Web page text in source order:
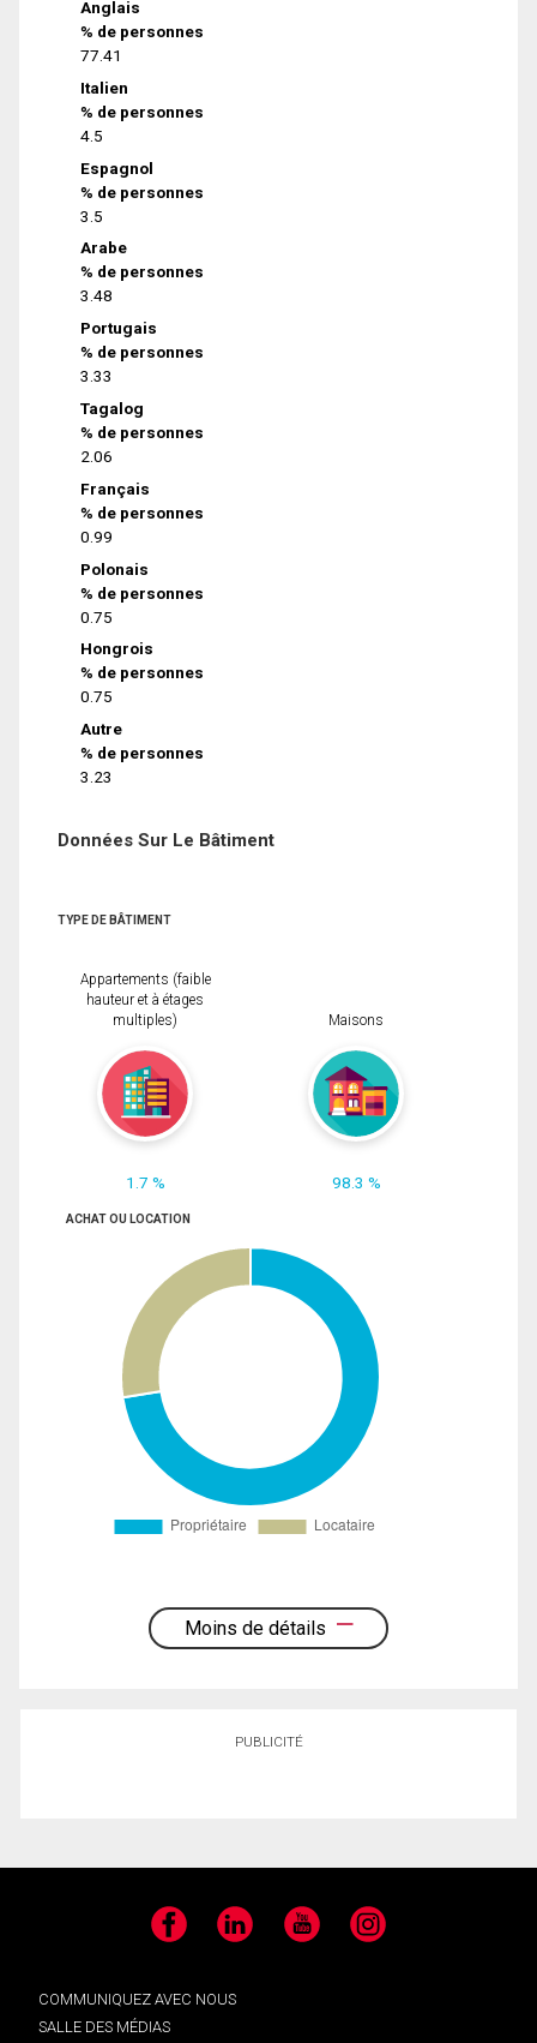
Anglais
% de personnes
77.41
Italien
% de personnes
4.5
Espagnol
% de personnes
3.5
Arabe
% de personnes
3.48
Portugais
% de personnes
3.33
Tagalog
% de personnes
2.06
Français
% de personnes
0.99
Polonais
% de personnes
0.75
Hongrois
% de personnes
0.75
Autre
% de personnes
3.23
Données Sur Le Bâtiment
TYPE DE BÂTIMENT
Appartements (faible
hauteur et à étages
multiples)
1.7 %
Maisons
98.3 %
ACHAT OU LOCATION
Moins de détails
PUBLICITÉ
Facebook LinkedIn YouTube Instagram
COMMUNIQUEZ AVEC NOUS
SALLE DES MÉDIAS